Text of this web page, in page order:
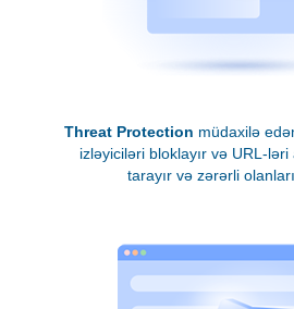
Threat Protection müdaxilə
izləyiciləri bloklayır və URL-
tarayır və zərərli